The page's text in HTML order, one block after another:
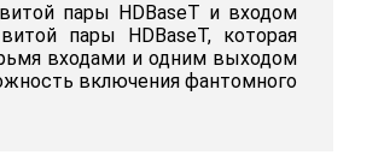
пары HDBaseT и входом
пары HDBaseT, которая
входами и одним выходом
включения фантомного